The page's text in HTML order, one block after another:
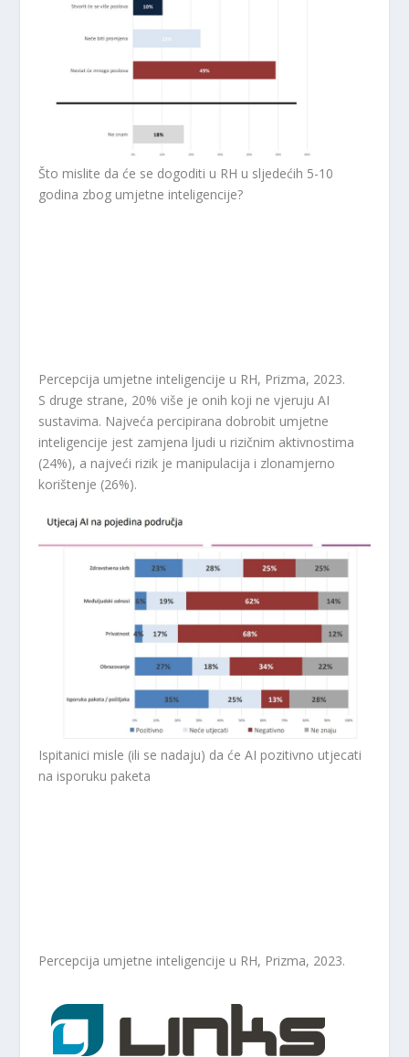
Što mislite da će se dogoditi u RH u sljedećih 5-10
godina zbog umjetne inteligencije?
Percepcija umjetne inteligencije u RH, Prizma, 2023.
S druge strane, 20% više je onih koji ne vjeruju AI
sustavima. Najveća percipirana dobrobit umjetne
inteligencije jest zamjena ljudi u rizičnim aktivnostima
(24%), a najveći rizik je manipulacija i zlonamjerno
korištenje (26%).
Ispitanici misle (ili se nadaju) da će AI pozitivno utjecati
na isporuku paketa
Percepcija umjetne inteligencije u RH, Prizma, 2023.